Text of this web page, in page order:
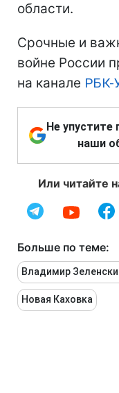
области.
Срочные и
войне России
на канале РБК-
Не упустите
наши
Или читайте
Больше по теме:
Владимир
Новая Каховка